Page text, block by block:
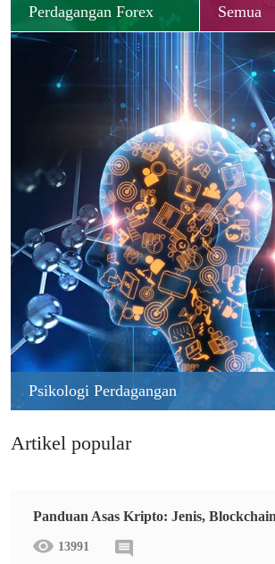
Perdagangan Forex Semua
Psikologi Perdagangan
Artikel popular
Panduan Asas Kripto: Jenis,
13991